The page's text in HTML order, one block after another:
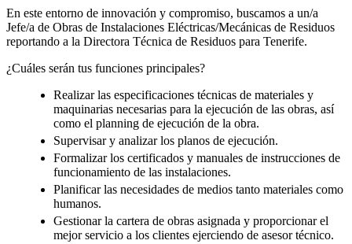
En este entorno de innovación y compromiso, buscamos a un/a
Jefe/a de Obras de Instalaciones Eléctricas/Mecánicas de Residuos
reportando a la Directora Técnica de Residuos para Tenerife.
¿Cuáles serán tus funciones principales?
Realizar las especificaciones técnicas de materiales y
maquinarias necesarias para la ejecución de las obras, así
como el planning de ejecución de la obra.
Supervisar y analizar los planos de ejecución.
Formalizar los certificados y manuales de instrucciones de
funcionamiento de las instalaciones.
Planificar las necesidades de medios tanto materiales como
humanos.
Gestionar la cartera de obras asignada y proporcionar el
mejor servicio a los clientes ejerciendo de asesor técnico.